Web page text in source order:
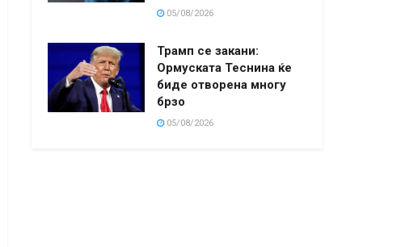
05/08/2026
Трамп се закани:
Ормуската Теснина ќе
биде отворена многу
брзо
05/08/2026